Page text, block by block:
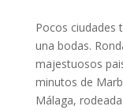
Pocos ciudades
una bodas.
majestuosos
minutos de
Málaga,